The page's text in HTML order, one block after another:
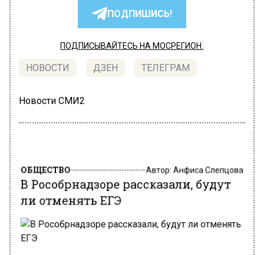
ПОДПИШИСЬ!
ПОДПИСЫВАЙТЕСЬ НА МОСРЕГИОН:
НОВОСТИ ДЗЕН ТЕЛЕГРАМ
Новости СМИ2
В Рособрнадзоре рассказали, будут
ли отменять ЕГЭ